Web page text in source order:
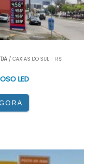
/ CAXIAS DO SUL - RS
LED